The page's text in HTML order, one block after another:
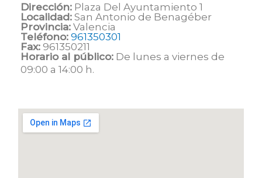
Dirección: Plaza Del Ayuntamiento 1
Localidad: San Antonio de Benagéber
Provincia: Valencia
Teléfono: 961350301
Fax: 961350211
Horario al público: De lunes a viernes de
09:00 a 14:00 h.